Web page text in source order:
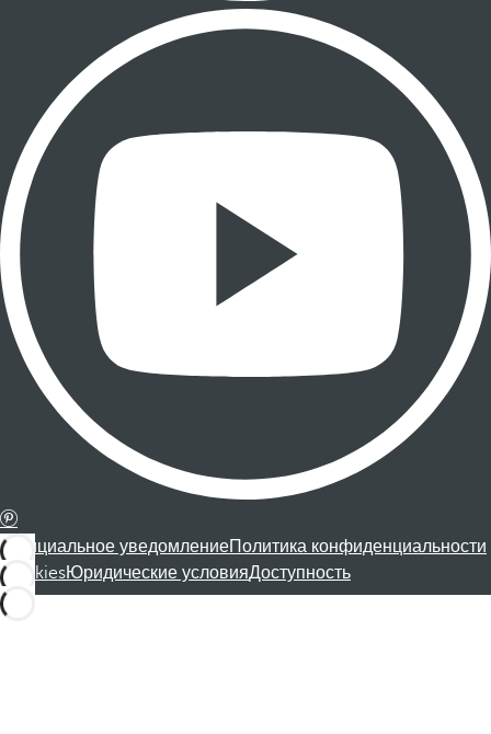
Официальное уведомлениеПолитика конфиденциальности
CookiesЮридические условияДоступность